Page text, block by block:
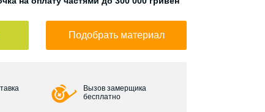
Подобрать материал
Вызов замерщика
бесплатно